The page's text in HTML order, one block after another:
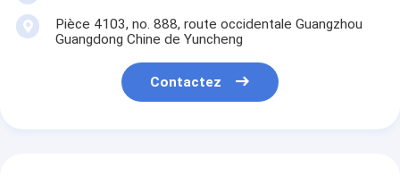
Pièce 4103, no. 888, route occidentale Guangzhou
Guangdong Chine de Yuncheng
Contactez